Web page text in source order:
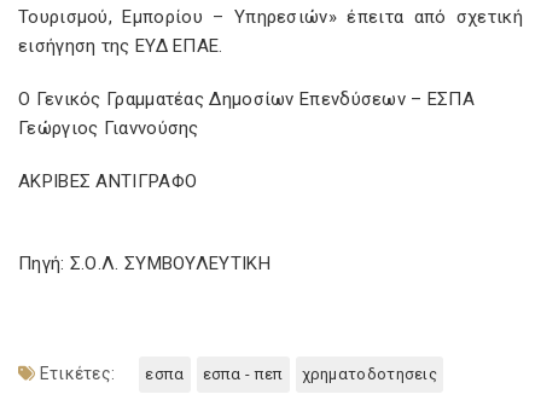
Τουρισμού, Εμπορίου – Υπηρεσιών» έπειτα από σχετική
εισήγηση της ΕΥΔ ΕΠΑΕ.
Ο Γενικός Γραμματέας Δημοσίων Επενδύσεων – ΕΣΠΑ
Γεώργιος Γιαννούσης
ΑΚΡΙΒΕΣ ΑΝΤΙΓΡΑΦΟ
Πηγή: Σ.Ο.Λ. ΣΥΜΒΟΥΛΕΥΤΙΚΗ
Ετικέτες: εσπα εσπα - πεπ χρηματοδοτησεις